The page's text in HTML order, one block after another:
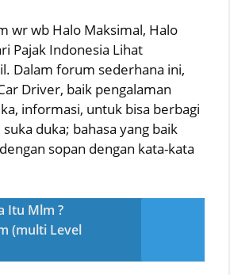
wr wb Halo Maksimal, Halo
Pajak Indonesia Lihat
Dalam forum sederhana ini,
Driver, baik pengalaman
informasi, untuk bisa berbagi
duka; bahasa yang baik
sopan dengan kata-kata
Itu Mlm ?
(multi Level